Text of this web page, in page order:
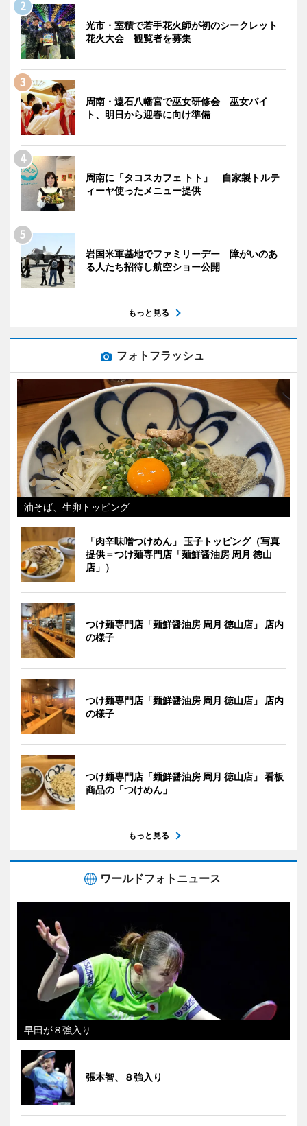
光市・室積で若手花火師が初のシークレット
花火大会 観覧者を募集
周南・遠石八幡宮で巫女研修会 巫女バイ
ト、明日から迎春に向け準備
周南に「タコスカフェ トト」 自家製トルテ
ィーヤ使ったメニュー提供
岩国米軍基地でファミリーデー 障がいのあ
る人たち招待し航空ショー公開
もっと見る
フォトフラッシュ
油そば、生卵トッピング
「肉辛味噌つけめん」 玉子トッピング（写真
提供＝つけ麺専門店「麺鮮醤油房 周月 徳山
店」）
つけ麺専門店「麺鮮醤油房 周月 徳山店」 店内
の様子
つけ麺専門店「麺鮮醤油房 周月 徳山店」 店内
の様子
つけ麺専門店「麺鮮醤油房 周月 徳山店」 看板
商品の「つけめん」
もっと見る
ワールドフォトニュース
早田が８強入り
張本智、８強入り